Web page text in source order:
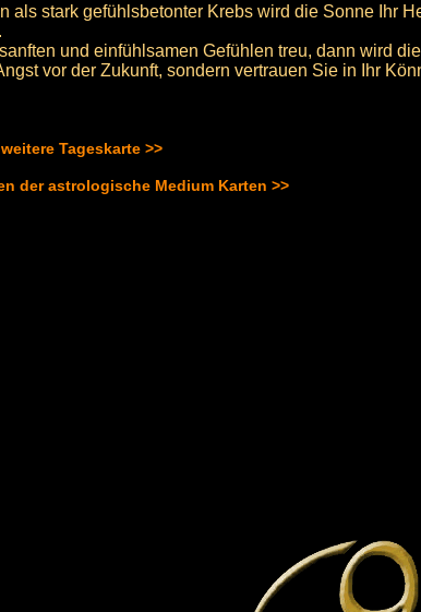
als stark gefühlsbetonter Krebs wird die Sonne Ihr
und einfühlsamen Gefühlen treu, dann wird
vor der Zukunft, sondern vertrauen Sie in Ihr
Tageskarte >>
der astrologische Medium Karten >>